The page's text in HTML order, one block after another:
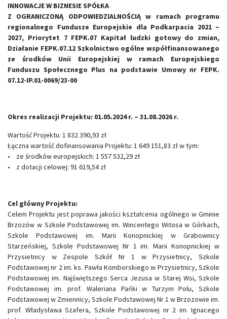
INNOWACJE W BIZNESIE SPÓŁKA
Z OGRANICZONĄ ODPOWIEDZIALNOŚCIĄ w ramach programu
regionalnego Fundusze Europejskie dla Podkarpacia 2021 –
2027, Priorytet 7 FEPK.07 Kapitał ludzki gotowy do zmian,
Działanie FEPK.07.12 Szkolnictwo ogólne współfinansowanego
ze środków Unii Europejskiej w ramach Europejskiego
Funduszu Społecznego Plus na podstawie Umowy nr FEPK.
07.12-IP.01-0069/23-00
Okres realizacji Projektu: 01.05.2024 r. – 31.08.2026 r.
Wartość Projektu: 1 832 390,93 zł
Łączna wartość dofinansowania Projektu: 1 649 151,83 zł w tym:
• ze środków europejskich: 1 557 532,29 zł
• z dotacji celowej: 91 619,54 zł
Cel główny Projektu:
Celem Projektu jest poprawa jakości kształcenia ogólnego w Gminie
Brzozów w Szkole Podstawowej im. Wincentego Witosa w Górkach,
Szkole Podstawowej im. Marii Konopnickiej w Grabownicy
Starzeńskiej, Szkole Podstawowej Nr 1 im. Marii Konopnickiej w
Przysietnicy w Zespole Szkół Nr 1 w Przysietnicy, Szkole
Podstawowej nr 2 im. ks. Pawła Komborskiego w Przysietnicy, Szkole
Podstawowej im. Najświętszego Serca Jezusa w Starej Wsi, Szkole
Podstawowej im. prof. Waleriana Pańki w Turzym Polu, Szkole
Podstawowej w Zmiennicy, Szkole Podstawowej Nr 1 w Brzozowie im.
prof. Władysława Szafera, Szkole Podstawowej nr 2 im. Ignacego